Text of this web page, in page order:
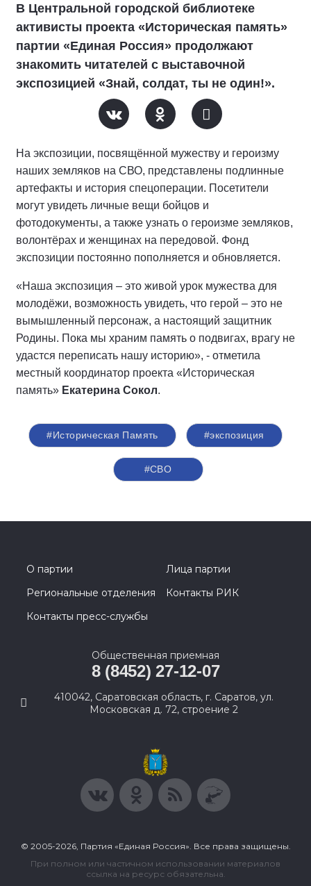
В Центральной городской библиотеке
активисты проекта «Историческая память»
партии «Единая Россия» продолжают
знакомить читателей с выставочной
экспозицией «Знай, солдат, ты не один!».
На экспозиции, посвящённой мужеству и героизму
наших земляков на СВО, представлены подлинные
артефакты и история спецоперации. Посетители
могут увидеть личные вещи бойцов и
фотодокументы, а также узнать о героизме земляков,
волонтёрах и женщинах на передовой. Фонд
экспозиции постоянно пополняется и обновляется.
«Наша экспозиция – это живой урок мужества для
молодёжи, возможность увидеть, что герой – это не
вымышленный персонаж, а настоящий защитник
Родины. Пока мы храним память о подвигах, врагу не
удастся переписать нашу историю», - отметила
местный координатор проекта «Историческая
память» Екатерина Сокол.
#Историческая Память #экспозиция
#СВО
О партии
Лица партии
Региональные отделения
Контакты РИК
Контакты пресс-службы
Общественная приемная
8 (8452) 27-12-07
410042, Саратовская область, г. Саратов, ул.
Московская д. 72, строение 2
© 2005-2026, Партия «Единая Россия». Все права защищены.
При полном или частичном использовании материалов
ссылка на ресурс обязательна.